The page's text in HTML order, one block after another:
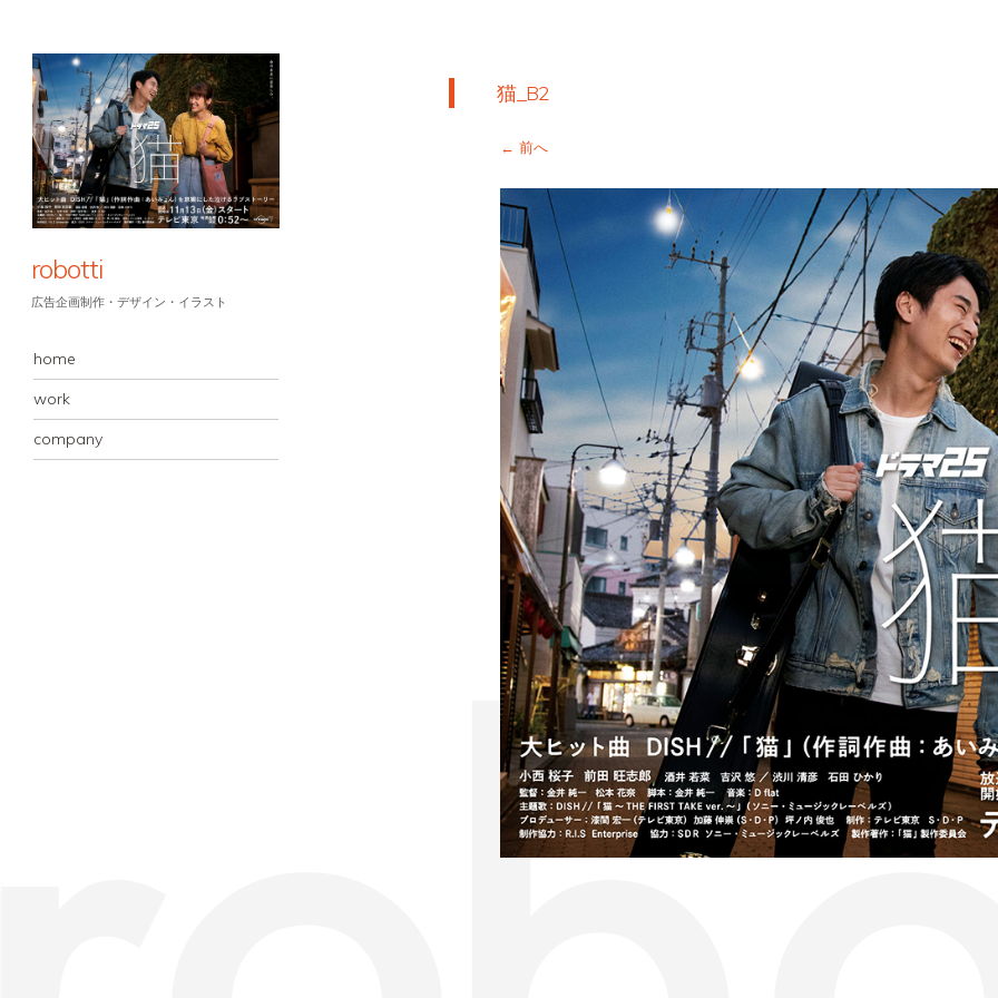
robotti
広告企画制作・デザイン・イラスト
コンテンツへスキップ
home
work
company
猫_B2
← 前へ